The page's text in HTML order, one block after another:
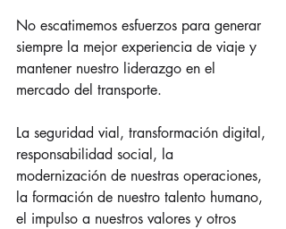
No escatimemos esfuerzos para generar
siempre la mejor experiencia de viaje y
mantener nuestro liderazgo en el
mercado del transporte.
La seguridad vial, transformación digital,
responsabilidad social, la
modernización de nuestras operaciones,
la formación de nuestro talento humano,
el impulso a nuestros valores y otros